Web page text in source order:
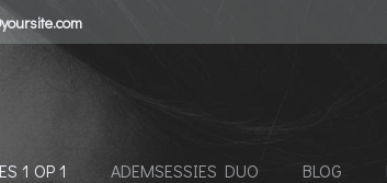
1 OP 1 ADEMSESSIES DUO BLOG